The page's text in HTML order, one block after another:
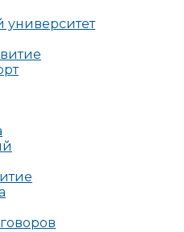
университет